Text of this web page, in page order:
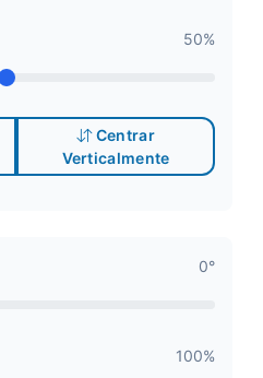
50%
Centrar
Verticalmente
0°
100%